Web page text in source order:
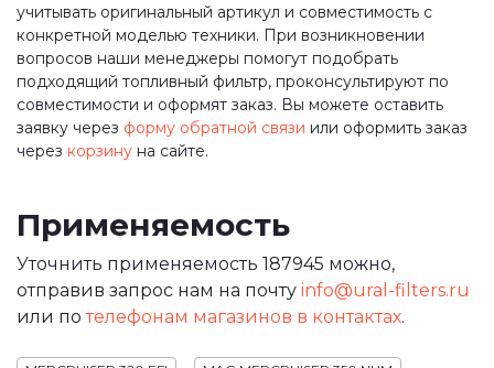
учитывать оригинальный артикул и совместимость с
конкретной моделью техники. При возникновении
вопросов наши менеджеры помогут подобрать
подходящий топливный фильтр, проконсультируют по
совместимости и оформят заказ. Вы можете оставить
заявку через форму обратной связи или оформить заказ
через корзину на сайте.
Применяемость
Уточнить применяемость 187945 можно,
отправив запрос нам на почту info@ural-filters.ru
или потелефонам магазинов в контактах.